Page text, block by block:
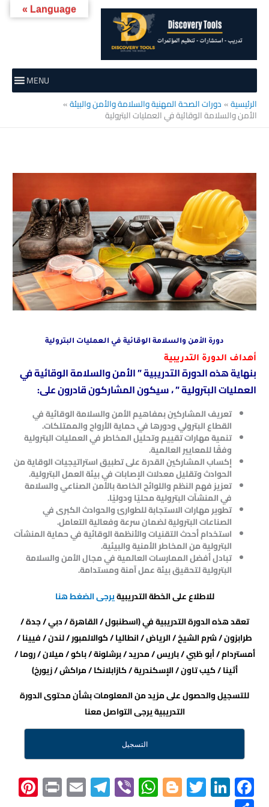
MENU
الرئيسية
دورات الصحة المهنية والسلامة والأمن والبيئة
الأمن والسلامة الوقائية في العمليات البترولية
دورة الأمن والسلامة الوقائية في العمليات البترولية
أهداف الدورة التدريبية
بنهاية هذه الدورة التدريبية ” الأمن والسلامة الوقائية في
العمليات البترولية ” ، سيكون المشاركون قادرون على:
تعريف المشاركين بمفاهيم الأمن والسلامة الوقائية في
القطاع البترولي ودورها في حماية الأرواح والممتلكات.
تنمية مهارات تقييم وتحليل المخاطر في العمليات البترولية
وفقًا للمعايير العالمية.
إكساب المشاركين القدرة على تطبيق استراتيجيات الوقاية من
الحوادث وتقليل معدلات الإصابات في بيئة العمل البترولية.
تعزيز فهم النظم واللوائح الخاصة بالأمن الصناعي والسلامة
في المنشآت البترولية محليًا ودوليًا.
تطوير مهارات الاستجابة للطوارئ والحوادث الكبرى في
الصناعات البترولية لضمان سرعة وفعالية التعامل.
استخدام أحدث التقنيات والأنظمة الوقائية في حماية المنشآت
البترولية من المخاطر الأمنية والبيئية.
تبادل أفضل الممارسات العالمية في مجال الأمن والسلامة
البترولية لتحقيق بيئة عمل آمنة ومستدامة.
للاطلاع على الخطة التدريبيةيرجى الضغط هنا
تعقد هذه الدورة التدريبية في (اسطنبول / القاهرة / دبي / جدة /
طرابزون / شرم الشيخ / الرياض / انطاليا / كوالالمبور / لندن / فيينا /
أمستردام / أبو ظبي / باريس / مدريد / برشلونة / باكو / ميلان / روما /
أثينا / كيب تاون / الإسكندرية / كازابلانكا / مراكش / زيورخ)
للتسجيل والحصول على مزيد من المعلومات بشأن محتوى الدورة
التدريبية يرجى التواصل معنا
التسجيل
F
Li
T
Bl
W
Vi
Te
E
Pr
Pi
Language »